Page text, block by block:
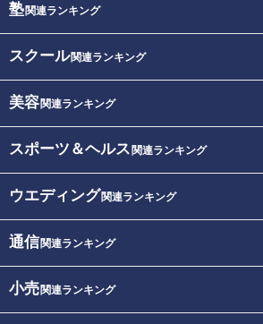
塾関連ランキング
スクール関連ランキング
美容関連ランキング
スポーツ＆ヘルス 関連ランキング
ウエディング関連ランキング
通信関連ランキング
小売関連ランキング